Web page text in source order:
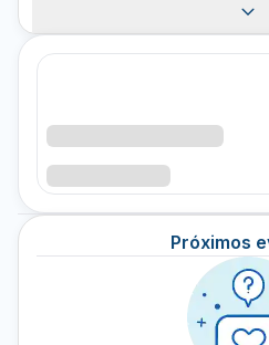
lograr. Su música es muy
todas las edades quieran
actuado en numerosos
éxitos musicales y la auténtica
en Ticketón, tu destino en
Próximos